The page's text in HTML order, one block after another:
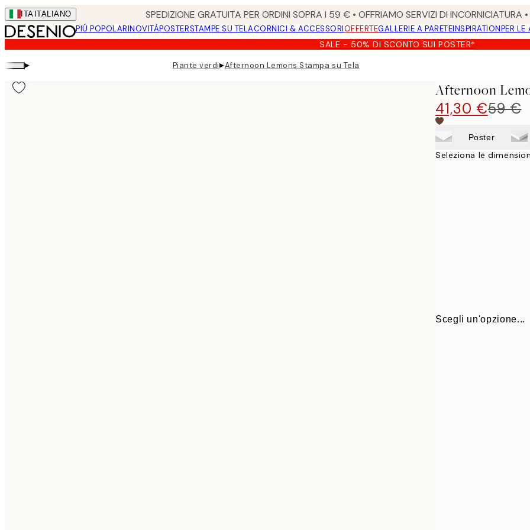
Skip
to
main
content.
ITA ITALIANO SPEDIZIONE GRATUITA PER ORDINI SOPRA I 59 € • OFFRIAMO SERVIZI DI
PIÚ POPOLARINOVITÀPOSTERSTAMPE SU TELACORNICI & ACCESSORIOFFERTEGALLERIE A PARETEINSPIRATIONPER LE
SALE - 50% DI SCONTO SUI POSTER*
▸ Piante verdi▸Afternoon Lemons Stampa su Tela
Afternoon
41,30 €59 €
Poster
Seleziona le
Scegli un'opzione...